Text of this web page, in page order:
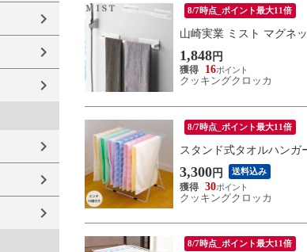
8/7時点_ポイント最大11倍
山崎実業 ミスト マグネ
1,848 円
16
クッキングクロッカ
8/7時点_ポイント最大11倍
スタンド式タオルハンガ
3,300 円 送料込み
30
クッキングクロッカ
8/7時点_ポイント最大11倍